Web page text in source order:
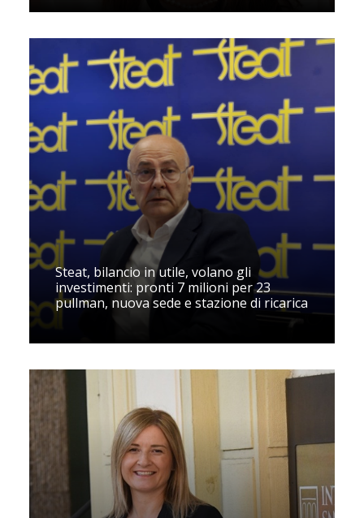
Steat, bilancio in utile, volano gli
investimenti: pronti 7 milioni per 23
pullman, nuova sede e stazione di ricarica